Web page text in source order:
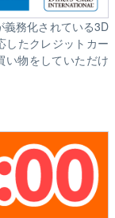
義務化されている3D
したクレジットカー
い物をしていただけ